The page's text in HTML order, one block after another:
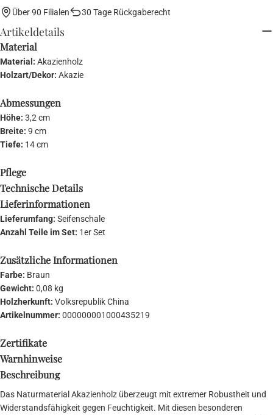
Über 90 Filialen 30 Tage Rückgaberecht
Artikeldetails
Material
Material: Akazienholz
Holzart/Dekor: Akazie
Abmessungen
Höhe: 3,2 cm
Breite: 9 cm
Tiefe: 14 cm
Pflege
Technische Details
Lieferinformationen
Lieferumfang: Seifenschale
Anzahl Teile im Set: 1er Set
Zusätzliche Informationen
Farbe: Braun
Gewicht: 0,08 kg
Holzherkunft: Volksrepublik China
Artikelnummer: 000000001000435219
Zertifikate
Warnhinweise
Beschreibung
Das Naturmaterial Akazienholz überzeugt mit extremer Robustheit und
Widerstandsfähigkeit gegen Feuchtigkeit. Mit diesen besonderen